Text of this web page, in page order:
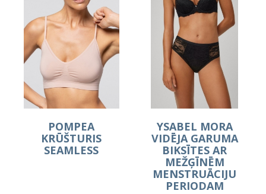
POMPEA
KRŪŠTURIS
SEAMLESS
YSABEL MORA
VIDĒJA GARUMA
BIKSĪTES AR
MEŽĢĪNĒM
MENSTRUĀCIJU
PERIODAM